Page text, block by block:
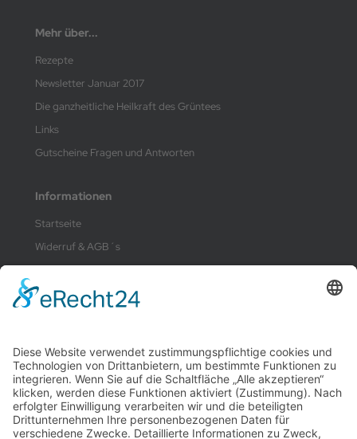
Mehr über...
Rezepte
Newsletter Januar 2017
Die ganzheitliche Heilkraft des Grüntees
Links
Gutscheine Fragen und Antworten
Informationen
Startseite
Widerruf & AGB´s
Liefer- und Versandkosten
Datenschutz
Zahlungsmethoden